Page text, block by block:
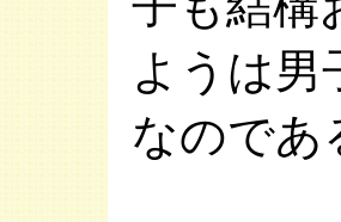
ようは男
なのであ